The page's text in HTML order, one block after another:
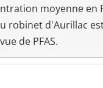
moyenne en
robinet d'Aurillac
de PFAS.